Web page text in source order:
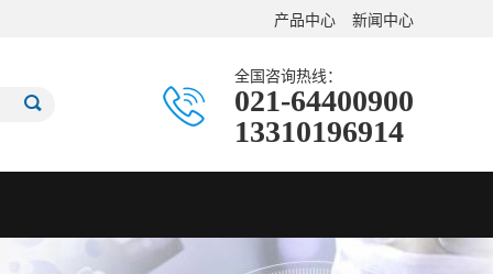
产品中心 新闻中心
全国咨询热线：
021-64400900
13310196914